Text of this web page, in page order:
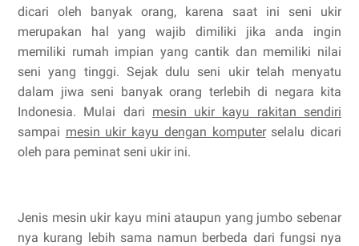
dicari oleh banyak orang, karena saat ini seni ukir
merupakan hal yang wajib dimiliki jika anda ingin
memiliki rumah impian yang cantik dan memiliki nilai
seni yang tinggi. Sejak dulu seni ukir telah menyatu
dalam jiwa seni banyak orang terlebih di negara kita
Indonesia. Mulai dari mesin ukir kayu rakitan sendiri
sampai mesin ukir kayu dengan komputerselalu dicari
oleh para peminat seni ukir ini.
Jenis mesin ukir kayu mini ataupun yang jumbo sebenar
nya kurang lebih sama namun berbeda dari fungsi nya